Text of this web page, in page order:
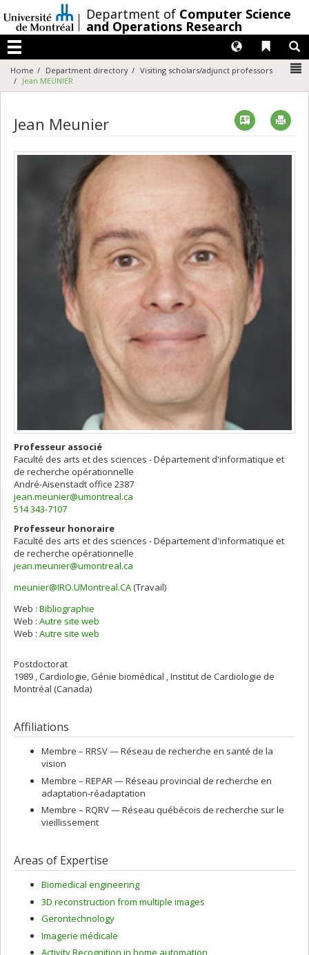
au
contenu
/Department of Computer Science
and Operations Research
Menu
Liens
Langues
Home Department directory
Visiting scholars/adjunct professors
Jean MEUNIER
Jean Meunier Vcard
Professeur associé
Faculté des arts et des sciences - Département d'informatique et
de recherche opérationnelle
André-Aisenstadt office 2387
jean.meunier@umontreal.ca
514 343-7107
Professeur honoraire
Faculté des arts et des sciences - Département d'informatique et
de recherche opérationnelle
jean.meunier@umontreal.ca
meunier@IRO.UMontreal.CA(Travail)
Web : Bibliographie
Web : Autre site web
Web : Autre site web
Postdoctorat
1989 , Cardiologie, Génie biomédical , Institut de Cardiologie de
Montréal (Canada)
Affiliations
Membre – RRSV — Réseau de recherche en santé de la
vision
Membre – REPAR — Réseau provincial de recherche en
adaptation-réadaptation
Membre – RQRV — Réseau québécois de recherche sur le
vieillissement
Areas of Expertise
Biomedical engineering
3D reconstruction from multiple images
Gerontechnology
Imagerie médicale
Activity Recognition in home automation